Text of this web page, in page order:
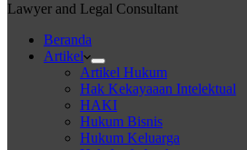
Lawyer and Legal Consultant
Beranda
Artikel
Artikel Hukum
Hak Kekayaaan Intelektual
HAKI
Hukum Bisnis
Hukum Keluarga